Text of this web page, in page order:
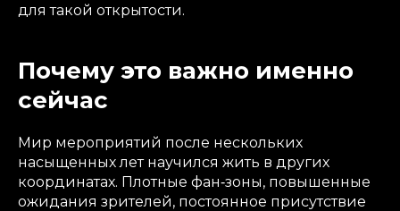
для такой открытости.
Почему это важно именно
сейчас
Мир мероприятий после нескольких
насыщенных лет научился жить в других
координатах. Плотные фан‑зоны, повышенные
ожидания зрителей, постоянное присутствие